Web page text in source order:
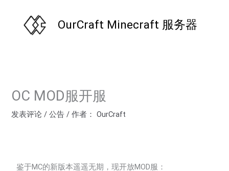
OurCraft Minecraft 服务器
OC MOD服开服
发表评论 /公告 / 作者： OurCraft
鉴于MC的新版本遥遥无期，现开放MOD服：